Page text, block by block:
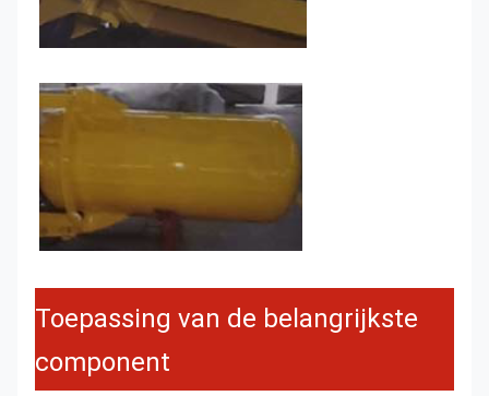
Toepassing van de belangrijkste
component